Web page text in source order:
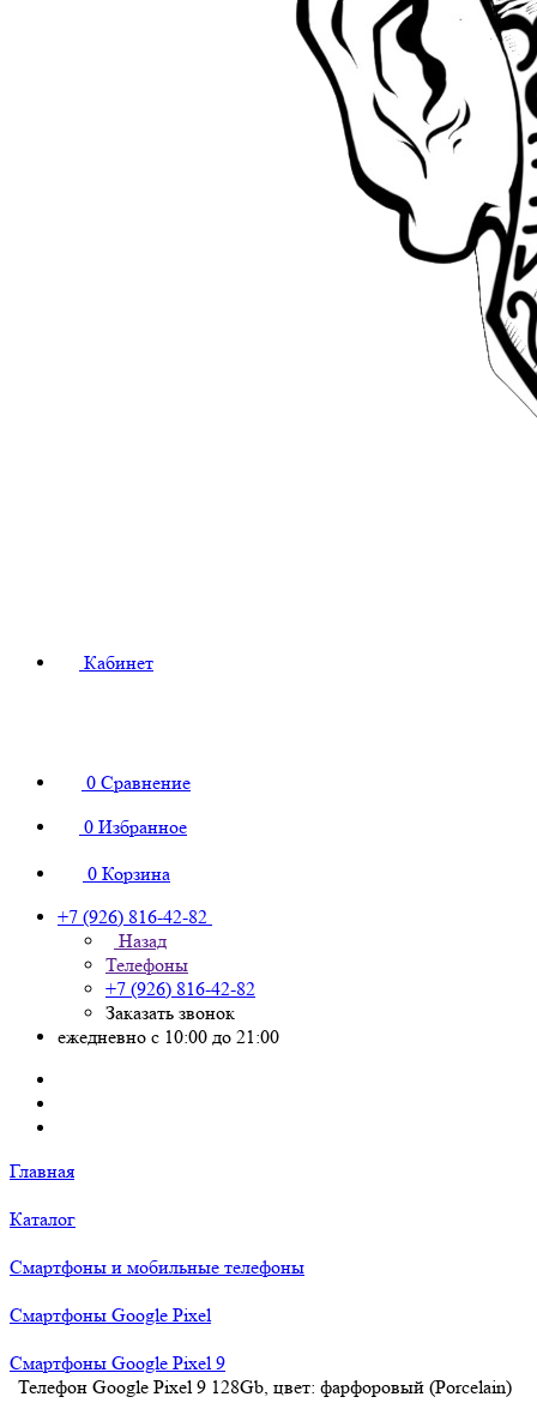
Кабинет
0 Сравнение
0 Избранное
0 Корзина
+7 (926) 816-42-82
Назад
Телефоны
+7 (926) 816-42-82
Заказать звонок
ежедневно с 10:00 до 21:00
Главная
Каталог
Смартфоны и мобильные телефоны
Смартфоны Google Pixel
Смартфоны Google Pixel 9
Телефон Google Pixel 9 128Gb, цвет: фарфоровый (Porcelain)